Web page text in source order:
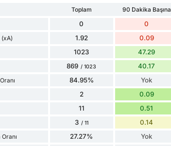
Toplam 90 Dakika Başına
0 0
1.92 0.09
1023 47.29
869 / 1023 40.17
84.95% Yok
2 0.09
11 0.51
3 / 11 0.14
27.27% Yok